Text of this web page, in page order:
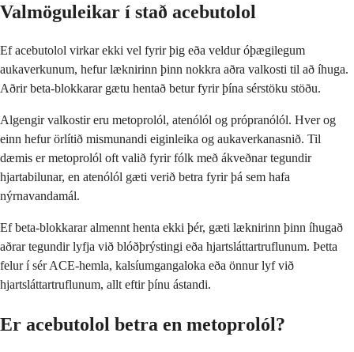
Valmöguleikar í stað acebutolol
Ef acebutolol virkar ekki vel fyrir þig eða veldur óþægilegum
aukaverkunum, hefur læknirinn þinn nokkra aðra valkosti til að íhuga.
Aðrir beta-blokkarar gætu hentað betur fyrir þína sérstöku stöðu.
Algengir valkostir eru metoprolól, atenólól og própranólól. Hver og
einn hefur örlítið mismunandi eiginleika og aukaverkanasnið. Til
dæmis er metoprolól oft valið fyrir fólk með ákveðnar tegundir
hjartabilunar, en atenólól gæti verið betra fyrir þá sem hafa
nýrnavandamál.
Ef beta-blokkarar almennt henta ekki þér, gæti læknirinn þinn íhugað
aðrar tegundir lyfja við blóðþrýstingi eða hjartsláttartruflunum. Þetta
felur í sér ACE-hemla, kalsíumgangaloka eða önnur lyf við
hjartsláttartruflunum, allt eftir þínu ástandi.
Er acebutolol betra en metoprolól?